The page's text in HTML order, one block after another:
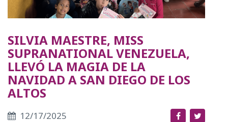
SILVIA MAESTRE, MISS
SUPRANATIONAL VENEZUELA,
LLEVÓ LA MAGIA DE LA
NAVIDAD A SAN DIEGO DE LOS
ALTOS
12/17/2025